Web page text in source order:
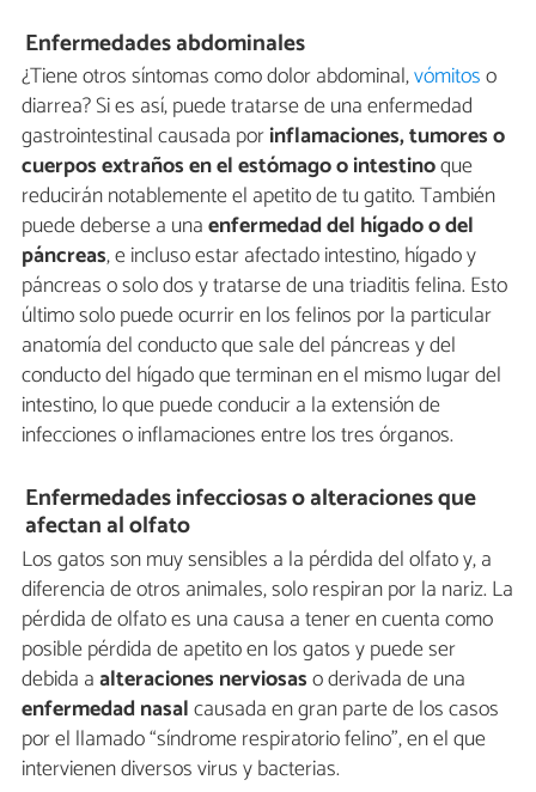
Enfermedades abdominales
¿Tiene otros síntomas como dolor abdominal,vómitoso
diarrea? Si es así, puede tratarse de una enfermedad
gastrointestinal causada porinflamaciones, tumores o
cuerpos extraños en el estómago o intestinoque
reducirán notablemente el apetito de tu gatito. También
puede deberse a unaenfermedad del hígado o del
páncreas, e incluso estar afectado intestino, hígado y
páncreas o solo dos y tratarse de una triaditis felina. Esto
último solo puede ocurrir en los felinos por la particular
anatomía del conducto que sale del páncreas y del
conducto del hígado que terminan en el mismo lugar del
intestino, lo que puede conducir a la extensión de
infecciones o inflamaciones entre los tres órganos.
Enfermedades infecciosas o alteraciones que
afectan al olfato
Los gatos son muy sensibles a la pérdida del olfato y, a
diferencia de otros animales, solo respiran por la nariz. La
pérdida de olfato es una causa a tener en cuenta como
posible pérdida de apetito en los gatos y puede ser
debida aalteraciones nerviosaso derivada de una
enfermedad nasalcausada en gran parte de los casos
por el llamado “síndrome respiratorio felino”, en el que
intervienen diversos virus y bacterias.